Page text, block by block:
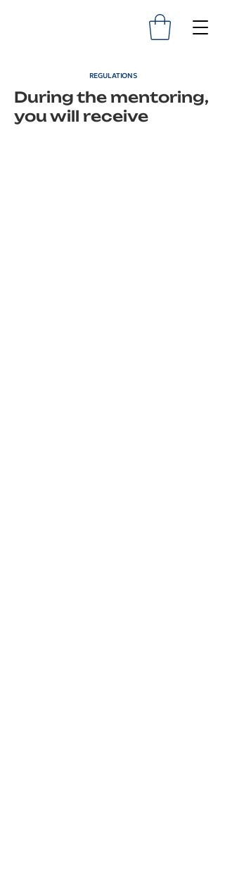
REGULATIONS
During the mentoring,
you will receive